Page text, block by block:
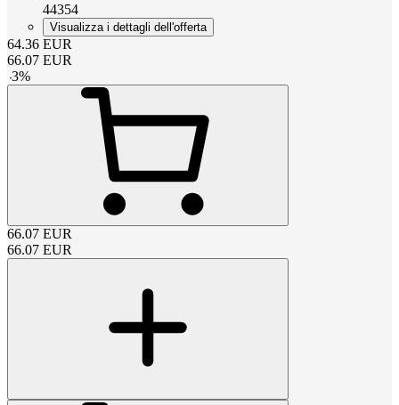
44354
Visualizza i dettagli dell'offerta
64.36 EUR
66.07 EUR
-3%
66.07 EUR
66.07 EUR